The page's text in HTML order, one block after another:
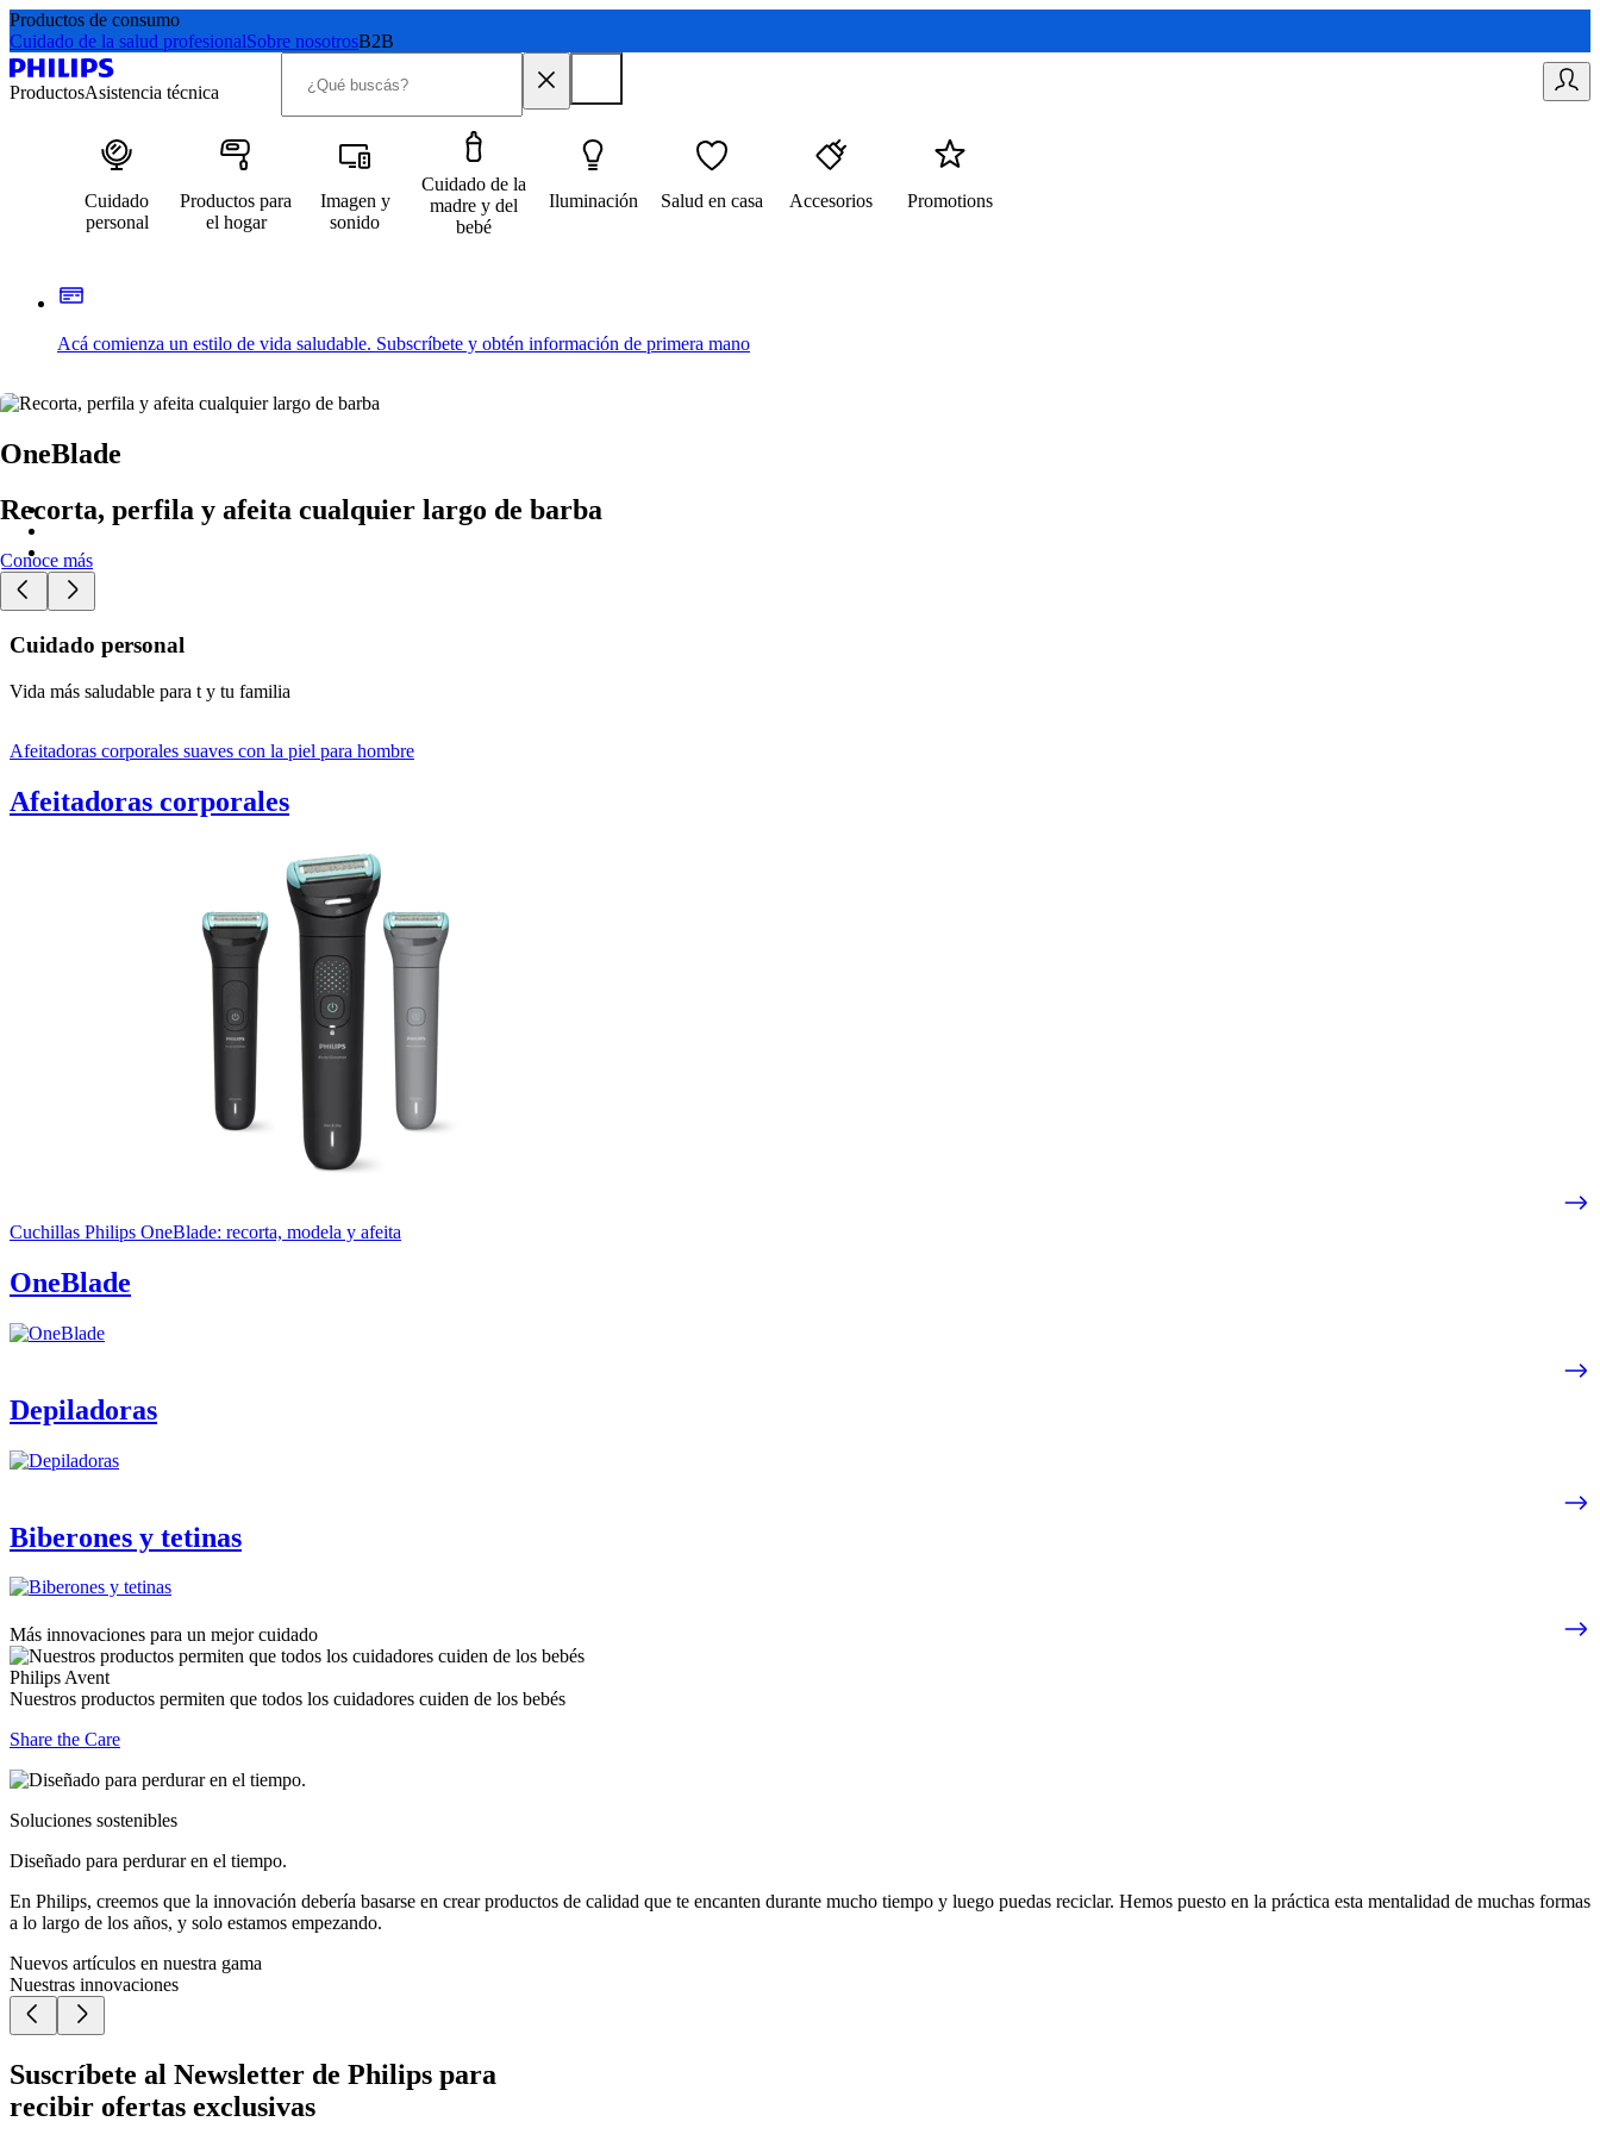
Productos de consumo
Cuidado de la salud profesionalSobre nosotrosB2B
ProductosAsistencia técnica
Cuidado
personal
Productos para
el hogar
Imagen y
sonido
Cuidado de la
madre y del
bebé
Iluminación Salud en casa Accesorios Promotions
Acá comienza un estilo de vida saludable. Subscríbete y obtén información de primera mano
OneBlade
Recorta, perfila y afeita cualquier largo de barba
Conoce más
Cuidado personal
Vida más saludable para t y tu familia
Afeitadoras corporales suaves con la piel para hombre
Afeitadoras corporales
Cuchillas Philips OneBlade: recorta, modela y afeita
OneBlade
Depiladoras
Biberones y tetinas
Más innovaciones para un mejor cuidado
Philips Avent
Nuestros productos permiten que todos los cuidadores cuiden de los bebés
Share the Care
Soluciones sostenibles
Diseñado para perdurar en el tiempo.
En Philips, creemos que la innovación debería basarse en crear productos de calidad que te encanten durante mucho tiempo y luego puedas reciclar. Hemos puesto en la práctica esta mentalidad de muchas formas
a lo largo de los años, y solo estamos empezando.
Nuevos artículos en nuestra gama
Nuestras innovaciones
Suscríbete al Newsletter de Philips para
recibir ofertas exclusivas